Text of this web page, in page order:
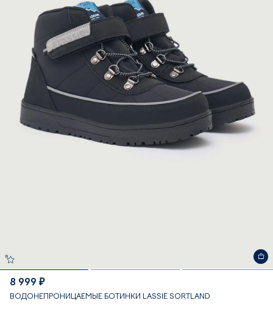
8 999 ₽
ВОДОНЕПРОНИЦАЕМЫЕ БОТИНКИ LASSIE SORTLAND